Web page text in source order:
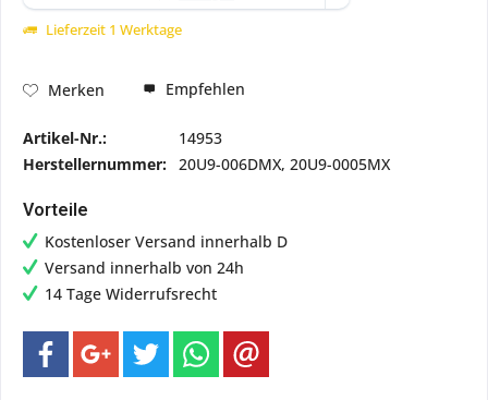
Lieferzeit 1 Werktage
Merken Empfehlen
Artikel-Nr.:
14953
Herstellernummer: 20U9-006DMX, 20U9-0005MX
Vorteile
Kostenloser Versand innerhalb D
Versand innerhalb von 24h
14 Tage Widerrufsrecht